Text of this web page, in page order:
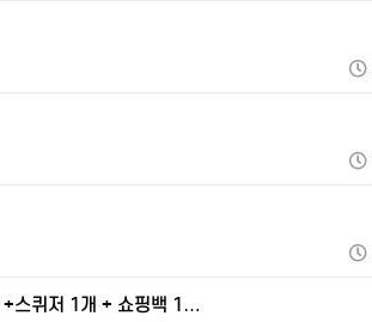
스퀴저 1개 + 쇼핑백 1…